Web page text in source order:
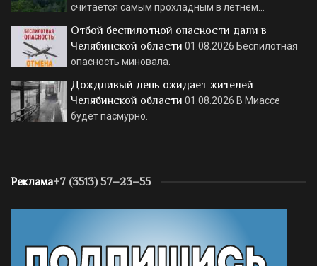
считается самым прохладным в летнем…
Отбой беспилотной опасности дали в
Челябинской области 01.08.2026 Беспилотная
опасность миновала.
Дождливый день ожидает жителей
Челябинской области 01.08.2026 В Миассе
будет пасмурно.
Реклама+7 (3513) 57–23–55